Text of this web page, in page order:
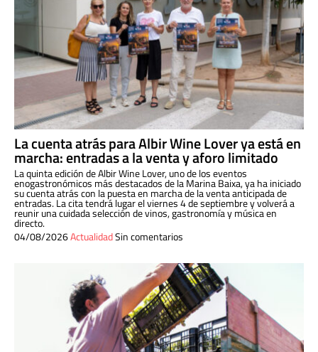
La cuenta atrás para Albir Wine Lover ya está en
marcha: entradas a la venta y aforo limitado
La quinta edición de Albir Wine Lover, uno de los eventos
enogastronómicos más destacados de la Marina Baixa, ya ha iniciado
su cuenta atrás con la puesta en marcha de la venta anticipada de
entradas. La cita tendrá lugar el viernes 4 de septiembre y volverá a
reunir una cuidada selección de vinos, gastronomía y música en
directo.
04/08/2026ActualidadSin comentarios